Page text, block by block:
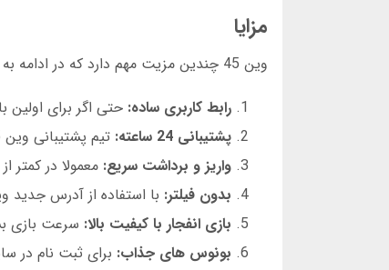
مزایا
وین 45 چندین مزیت مهم دارد که در ادامه به 12 مورد از آنها اشاره می کنیم:
رابط کاربری ساده: حتی اگر برای اولین بار استفاده می
پشتیبانی 24 ساعته:
تیم پشتیبانی وین 45 در تمام ساعات شبانه روز پاسخگو است.
واریز و برداشت سریع: معمولا در کمتر از 5 دقیقه واریز انجام می شود.
بدون فیلتر: با استفاده از آدرس جدید وین 45، می توانید بدون محدودیت
بازی انفجار با کیفیت بالا: سرعت بازی
بونوس های جذاب: برای ثبت نام در سایت وین 45، بونوس